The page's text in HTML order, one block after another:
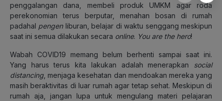
penggalangan dana, membeli produk UMKM agar roda
perekonomian terus berputar, menahan bosan di rumah
padahal pengenliburan, belajar di waktu senggang meskipun
saat ini semua dilakukan secara online. You are the hero!
Wabah COVID19 memang belum berhenti sampai saat ini.
Yang harus terus kita lakukan adalah menerapkan social
distancing , menjaga kesehatan dan mendoakan mereka yang
masih beraktivitas di luar rumah agar tetap sehat. Meskipun di
rumah aja, jangan lupa untuk mengulang materi pelajaran